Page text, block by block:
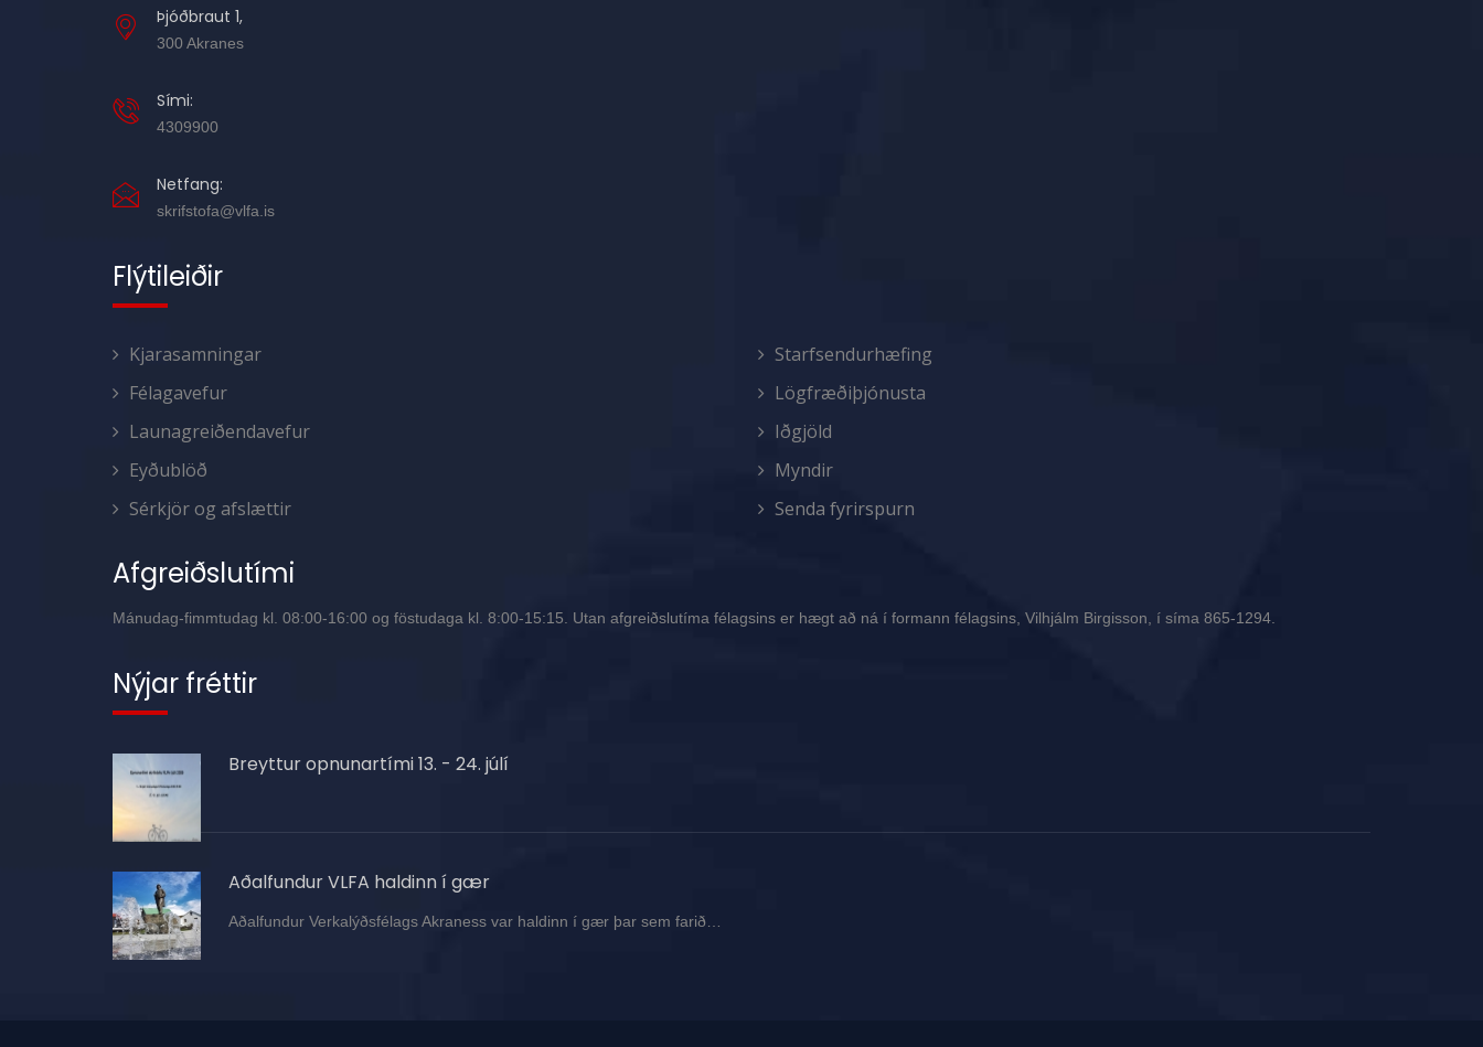
Þjóðbraut 1,
300 Akranes
Sími:
4309900
Netfang:
skrifstofa@vlfa.is
Flýtileiðir
Kjarasamningar
Félagavefur
Launagreiðendavefur
Eyðublöð
Sérkjör og afslættir
Starfsendurhæfing
Lögfræðiþjónusta
Iðgjöld
Myndir
Senda fyrirspurn
Afgreiðslutími
Mánudag-fimmtudag kl. 08:00-16:00 og föstudaga kl. 8:00-15:15. Utan afgreiðslutíma félagsins er hægt að ná í formann félagsins, Vilhjálm Birgisson, í síma 865-1294.
Nýjar fréttir
Breyttur opnunartími 13. - 24. júlí
Aðalfundur VLFA haldinn í gær
Aðalfundur Verkalýðsfélags Akraness var haldinn í gær þar sem farið…